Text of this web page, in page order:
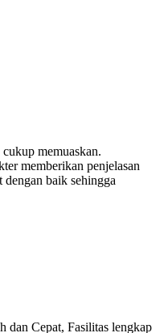
memuaskan.
memberikan penjelasan
dengan baik sehingga
dan Cepat, Fasilitas lengkap